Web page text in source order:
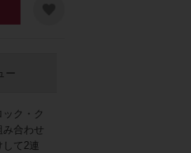
ク・ク
み合わせ
て2連
ー